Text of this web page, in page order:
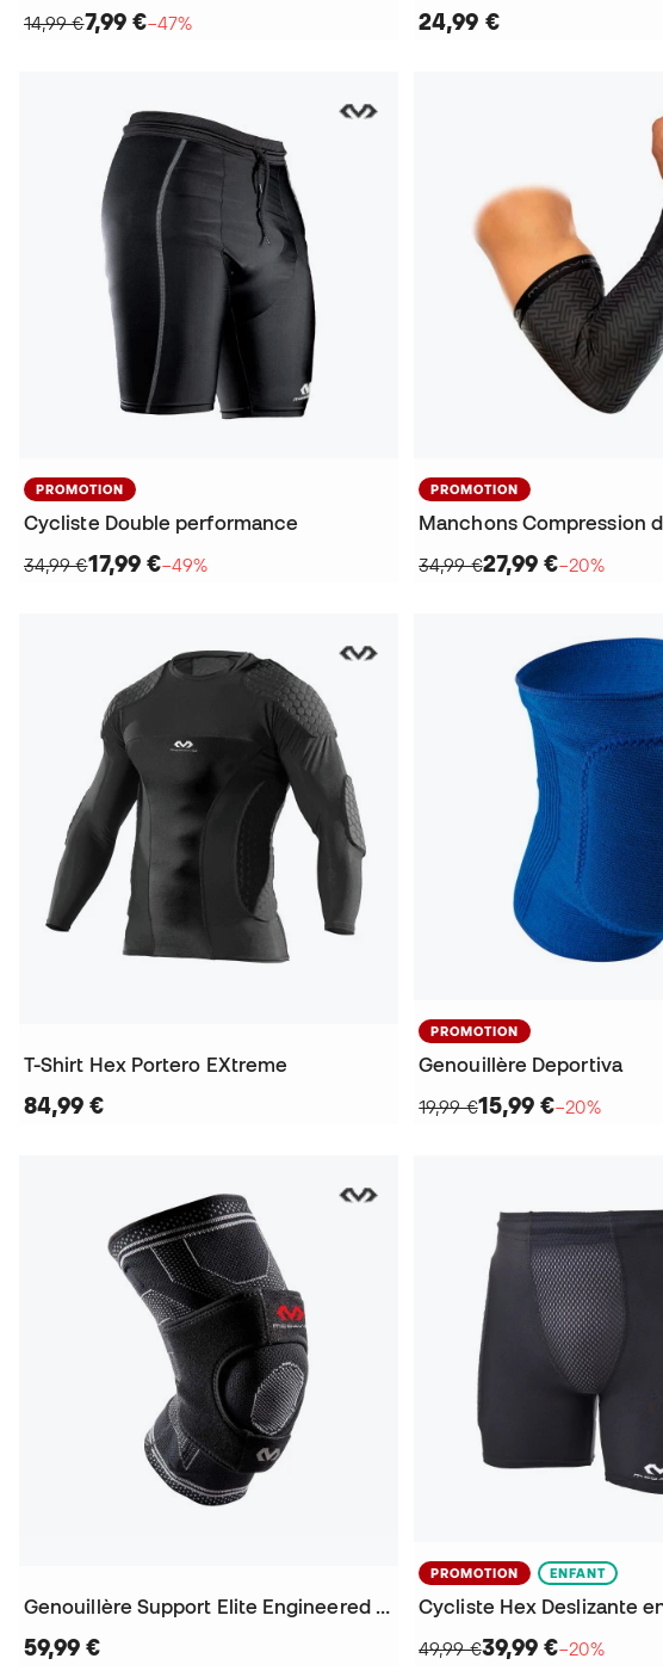
14,99 €7,99 €−47% 24,99 €
PROMOTION
Cycliste Double performance
34,99 €17,99 €−49%
PROMOTION
34,99 €27,99 €−20%
T-Shirt Hex Portero EXtreme
84,99 €
PROMOTION
Genouillère Deportiva
19,99 €15,99 €−20%
Genouillère Support Elite Engineered Elastic
59,99 €
PROMOTION ENFANT
Cycliste Hex Deslizante
49,99 €39,99 €−20%